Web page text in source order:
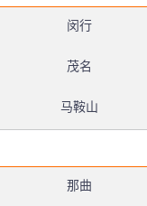
闵行
茂名
马鞍山
那曲